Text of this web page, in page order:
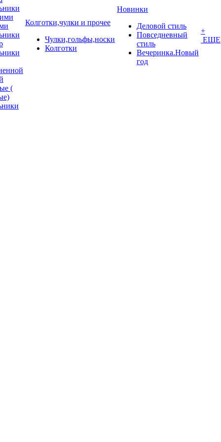
(
Колготки,чулки и прочее
Чулки,гольфы,носки
Колготки
Новинки
Деловой стиль
Повседневный
стиль
Вечеринка.Новый
год
+
ЕЩЕ